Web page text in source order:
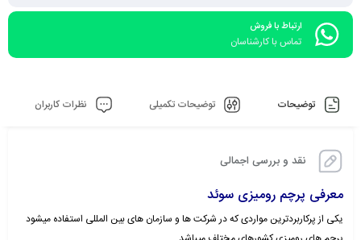
ارتباط با فروش
تماس با کارشناسان
توضیحات توضیحات تکمیلی نظرات کاربران
نقد و بررسی اجمالی
معرفی پرچم رومیزی سوئد
یکی از پرکاربردترین مواردی که در شرکت ها و سازمان های بین المللی استفاده میشود